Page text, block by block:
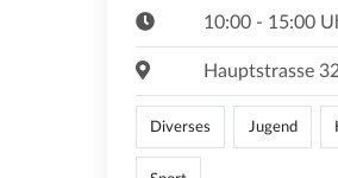
10:00 - 15:00
Hauptstrasse
Diverses Jugend